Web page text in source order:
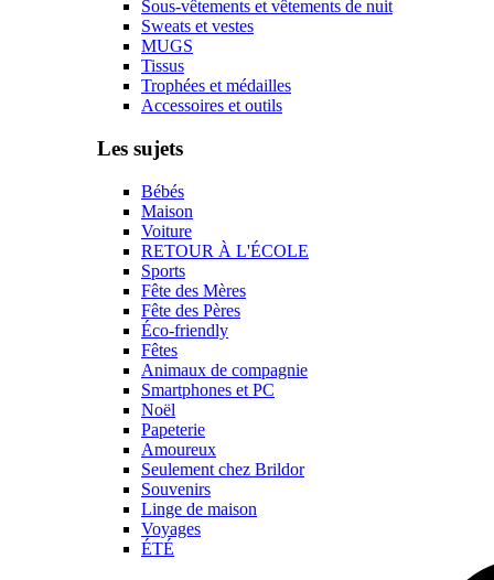
Sous-vêtements et vêtements de nuit
Sweats et vestes
MUGS
Tissus
Trophées et médailles
Accessoires et outils
Les sujets
Bébés
Maison
Voiture
RETOUR À L'ÉCOLE
Sports
Fête des Mères
Fête des Pères
Éco-friendly
Fêtes
Animaux de compagnie
Smartphones et PC
Noël
Papeterie
Amoureux
Seulement chez Brildor
Souvenirs
Linge de maison
Voyages
ÉTÉ